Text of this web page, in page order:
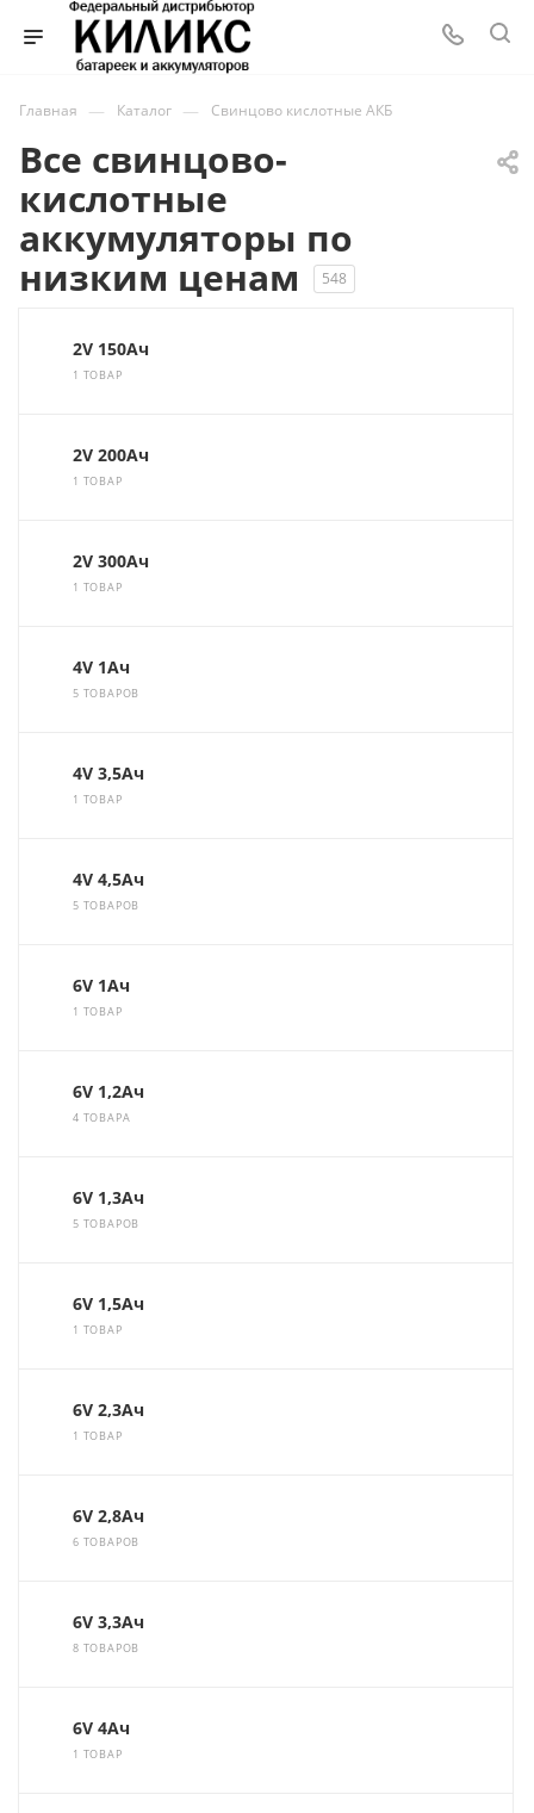
Главная — Каталог — Свинцово кислотные АКБ
Все свинцово-
кислотные
аккумуляторы по
низким ценам
548
2V 150Ач
1 ТОВАР
2V 200Ач
1 ТОВАР
2V 300Ач
1 ТОВАР
4V 1Ач
5 ТОВАРОВ
4V 3,5Ач
1 ТОВАР
4V 4,5Ач
5 ТОВАРОВ
6V 1Ач
1 ТОВАР
6V 1,2Ач
4 ТОВАРА
6V 1,3Ач
5 ТОВАРОВ
6V 1,5Ач
1 ТОВАР
6V 2,3Ач
1 ТОВАР
6V 2,8Ач
6 ТОВАРОВ
6V 3,3Ач
8 ТОВАРОВ
6V 4Ач
1 ТОВАР